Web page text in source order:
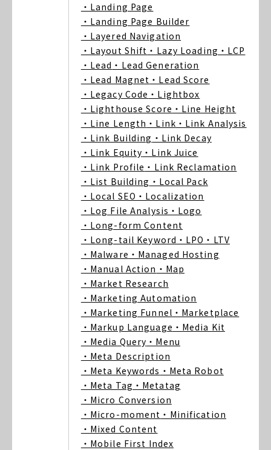
・Landing Page
・Landing Page Builder
・Layered Navigation
・Layout Shift ・Lazy Loading ・LCP
・Lead ・Lead Generation
・Lead Magnet ・Lead Score
・Legacy Code ・Lightbox
・Lighthouse Score ・Line Height
・Line Length ・Link ・Link Analysis
・Link Building ・Link Decay
・Link Equity ・Link Juice
・Link Profile ・Link Reclamation
・List Building ・Local Pack
・Local SEO ・Localization
・Log File Analysis ・Logo
・Long-form Content
・Long-tail Keyword ・LPO ・LTV
・Malware ・Managed Hosting
・Manual Action ・Map
・Market Research
・Marketing Automation
・Marketing Funnel ・Marketplace
・Markup Language ・Media Kit
・Media Query ・Menu
・Meta Description
・Meta Keywords ・Meta Robot
・Meta Tag ・Metatag
・Micro Conversion
・Micro-moment ・Minification
・Mixed Content
・Mobile First Index